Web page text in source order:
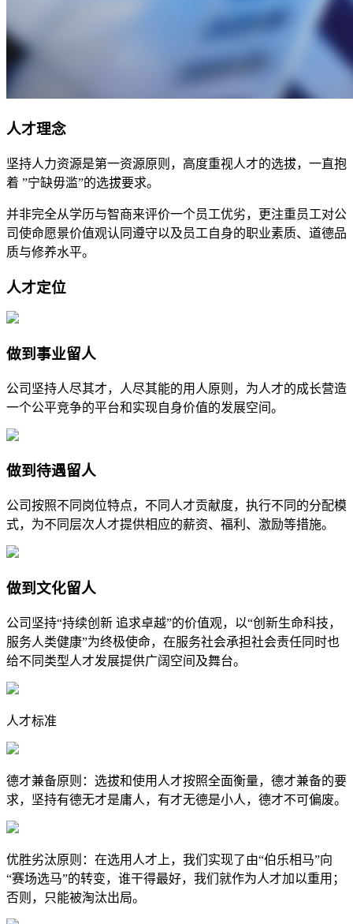
人才理念
坚持人力资源是第一资源原则，高度重视人才的选拔，一直抱
着 ”宁缺毋滥”的选拔要求。
并非完全从学历与智商来评价一个员工优劣，更注重员工对公
司使命愿景价值观认同遵守以及员工自身的职业素质、道德品
质与修养水平。
人才定位
做到事业留人
公司坚持人尽其才，人尽其能的用人原则，为人才的成长营造
一个公平竞争的平台和实现自身价值的发展空间。
做到待遇留人
公司按照不同岗位特点，不同人才贡献度，执行不同的分配模
式，为不同层次人才提供相应的薪资、福利、激励等措施。
做到文化留人
公司坚持“持续创新 追求卓越”的价值观，以“创新生命科技，
服务人类健康”为终极使命，在服务社会承担社会责任同时也
给不同类型人才发展提供广阔空间及舞台。
人才标准
德才兼备原则：选拔和使用人才按照全面衡量，德才兼备的要
求，坚持有德无才是庸人，有才无德是小人，德才不可偏废。
优胜劣汰原则：在选用人才上，我们实现了由“伯乐相马”向
“赛场选马”的转变，谁干得最好，我们就作为人才加以重用；
否则，只能被淘汰出局。